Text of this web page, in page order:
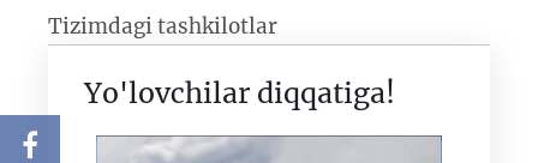
Tizimdagi tashkilotlar
Yo'lovchilar diqqatiga!